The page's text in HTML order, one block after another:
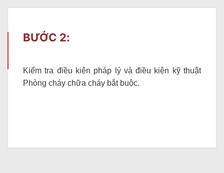
BƯỚC 2:
Kiểm tra điều kiện pháp lý và điều kiện kỹ thuật
Phòng cháy chữa cháy bắt buộc.